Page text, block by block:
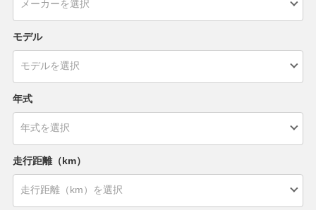
モデル
年式
走行距離（km）